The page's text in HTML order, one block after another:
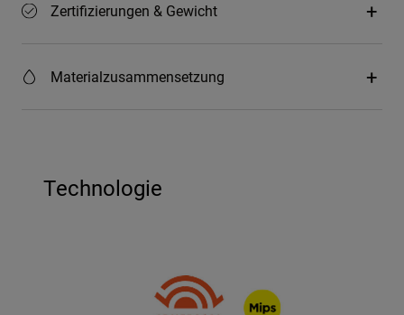
Zertifizierungen & Gewicht
Materialzusammensetzung
Technologie